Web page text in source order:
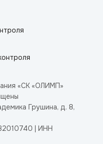
«СК «ОЛИМП»
Грушина, д. 8,
| ИНН